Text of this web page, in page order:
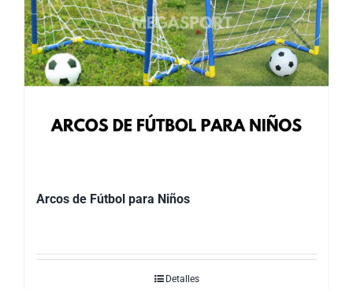
Arcos de Fútbol para Niños
Detalles